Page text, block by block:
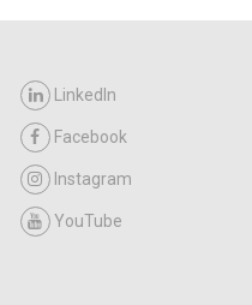
LinkedIn
Facebook
Instagram
YouTube